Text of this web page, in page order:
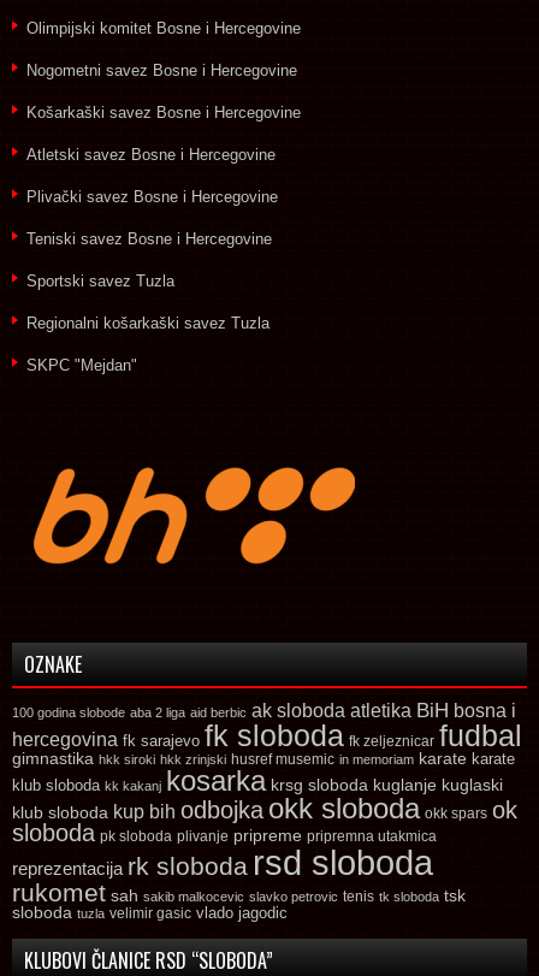
Olimpijski komitet Bosne i Hercegovine
Nogometni savez Bosne i Hercegovine
Košarkaški savez Bosne i Hercegovine
Atletski savez Bosne i Hercegovine
Plivački savez Bosne i Hercegovine
Teniski savez Bosne i Hercegovine
Sportski savez Tuzla
Regionalni košarkaški savez Tuzla
SKPC "Mejdan"
OZNAKE
100 godina slobode aba 2 liga aid berbic ak sloboda atletika BiH bosna i
hercegovina fk sarajevo fk sloboda fk zeljeznicar fudbal
gimnastika hkk siroki hkk zrinjski husref musemic in memoriam karate karate
klub sloboda kk kakanj kosarka krsg sloboda kuglanje kuglaski
klub sloboda kup bih odbojka okk sloboda okk spars ok
sloboda pk sloboda plivanje pripreme pripremna utakmica
reprezentacija rk sloboda rsd sloboda
rukomet sah sakib malkocevic slavko petrovic tenis tk sloboda tsk
sloboda tuzla velimir gasic vlado jagodic
KLUBOVI ČLANICE RSD “SLOBODA”